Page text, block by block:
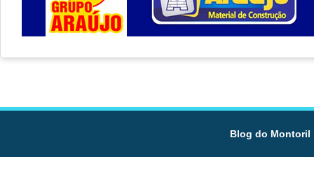
Blog do Montoril